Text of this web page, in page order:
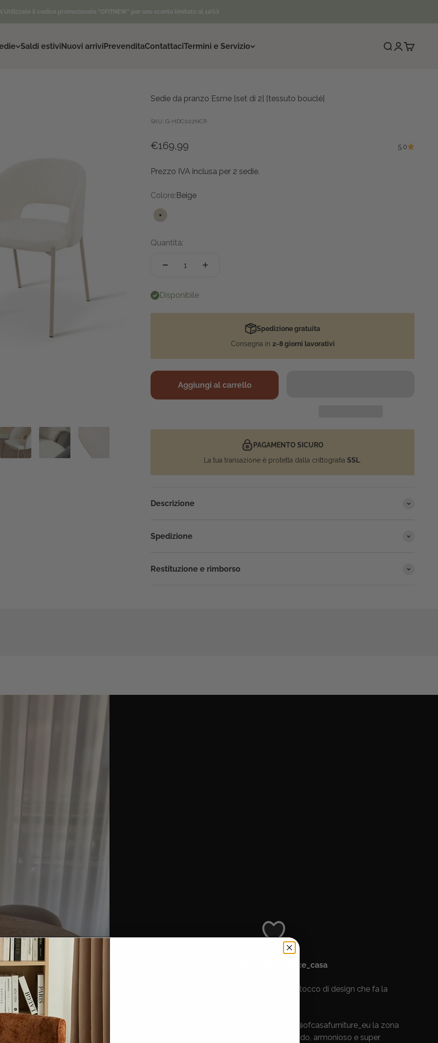
Utilizzate il codice promozionale “OFITNEW” per uno sconto limitato al 10%
Saldi estiviNuovi arriviPrevenditaContattaciTermini e Servizio CercaAccediCarrello
Sedie da pranzo Esme [set di 2] [tessuto bouclé]
SKU: G-HDC022NCR
Prezzo scontato
€169,99 5.0
Prezzo IVA inclusa per 2 sedie.
Colore:Beige
Beige
Quantità:
Disponibile
Spedizione gratuita
Consegna in 2-8 giorni lavorativi
Aggiungi al carrello
PAGAMENTO SICURO
La tua transazione è protetta dalla crittografia SSL
Descrizione
Spedizione
Restituzione e rimborso
Loved by @fiore_dolce_casa
"Linee morbide, tonalità naturali e quel tocco di design che fa la
"Con il tavolo Gemma e le sedie Esme di @ofcasafurniture_eu la zona
pranzo si trasforma in uno spazio caldo, armonioso e super